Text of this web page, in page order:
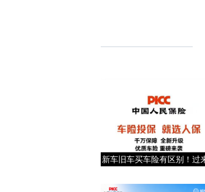
新车旧车买车险有区别！过